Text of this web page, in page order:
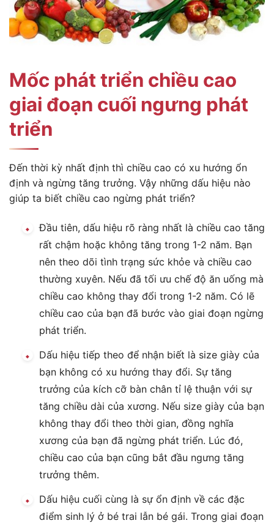
Mốc phát triển chiều cao
giai đoạn cuối ngưng phát
triển
Đến thời kỳ nhất định thì chiều cao có xu hướng ổn
định và ngừng tăng trưởng. Vậy những dấu hiệu nào
giúp ta biết chiều cao ngừng phát triển?
Đầu tiên, dấu hiệu rõ ràng nhất là chiều cao tăng
rất chậm hoặc không tăng trong 1-2 năm. Bạn
nên theo dõi tình trạng sức khỏe và chiều cao
thường xuyên. Nếu đã tối ưu chế độ ăn uống mà
chiều cao không thay đổi trong 1-2 năm. Có lẽ
chiều cao của bạn đã bước vào giai đoạn ngừng
phát triển.
Dấu hiệu tiếp theo để nhận biết là size giày của
bạn không có xu hướng thay đổi. Sự tăng
trưởng của kích cỡ bàn chân tỉ lệ thuận với sự
tăng chiều dài của xương. Nếu size giày của bạn
không thay đổi theo thời gian, đồng nghĩa
xương của bạn đã ngừng phát triển. Lúc đó,
chiều cao của bạn cũng bắt đầu ngưng tăng
trưởng thêm.
Dấu hiệu cuối cùng là sự ổn định về các đặc
điểm sinh lý ở bé trai lẫn bé gái. Trong giai đoạn